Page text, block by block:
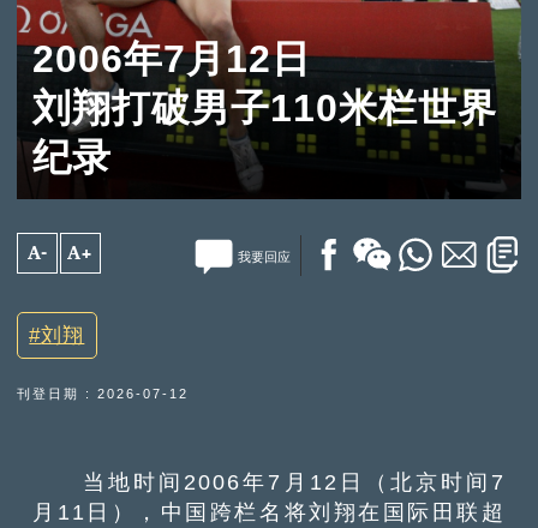
2006年7月12日
刘翔打破男子110米栏世界
纪录
A- A+ 我要回应
刘翔
刊登日期 : 2026-07-12
当地时间2006年7月12日（北京时间7
月11日），中国跨栏名将刘翔在国际田联超